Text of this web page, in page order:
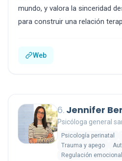
mundo, y valora la sinceridad
para construir una relación
Web
6. Jennifer
Psicóloga general
Psicología perinatal
Trauma y apego
Regulación emocional